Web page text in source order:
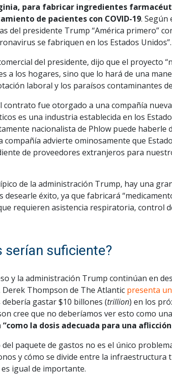
para fabricar ingredientes
de pacientes con COVID-19. Según
del presidente Trump “América primero”
se fabriquen en los Estados Unidos”.
del presidente, dijo que el proyecto
a los hogares, sino que lo hará de una
laboral y los paraísos contaminantes
contrato fue otorgado a una compañía
es una industria establecida en los
nacionalista de Phlow puede haberle
compañía advierte ominosamente que
de proveedores extranjeros para
de la administración Trump, hay una
éxito, ya que fabricará
requieren asistencia respiratoria, control
serían suficiente?
y la administración Trump continúan en
Thompson de The Atlantic presenta
gastar $10 billones (trillion) en los
cree que no deberíamos ver esto como
“como la dosis adecuada para una
paquete de gastos no es el único
y cómo se divide entre la infraestructura
igual de importante.